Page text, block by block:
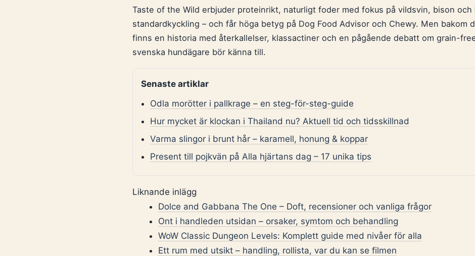
Taste of the Wild erbjuder proteinrikt, naturligt foder med fokus på vildsvin, bison
standardkyckling – och får höga betyg på Dog Food Advisor och Chewy. Men bakom
finns en historia med återkallelser, klassactiner och en pågående debatt om grain-
svenska hundägare bör känna till.
Senaste artiklar
Odla morötter i pallkrage – en steg-för-steg-guide
Hur mycket är klockan i Thailand nu? Aktuell tid och tidsskillnad
Varma slingor i brunt hår – karamell, honung & koppar
Present till pojkvän på Alla hjärtans dag – 17 unika tips
Liknande inlägg
Dolce and Gabbana The One – Doft, recensioner och vanliga frågor
Ont i handleden utsidan – orsaker, symtom och behandling
WoW Classic Dungeon Levels: Komplett guide med nivåer för alla
Ett rum med utsikt – handling, rollista, var du kan se filmen